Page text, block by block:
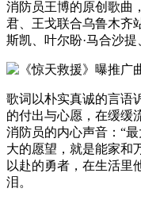
消防员王博的原创歌曲
君、王戈联合乌鲁木齐
斯凯、叶尔盼·马合沙提
歌词以朴实真诚的言语
的付出与心愿，在缓缓
消防员的内心声音：“
大的愿望，就是能家和
以赴的勇者，在生活里
泪。